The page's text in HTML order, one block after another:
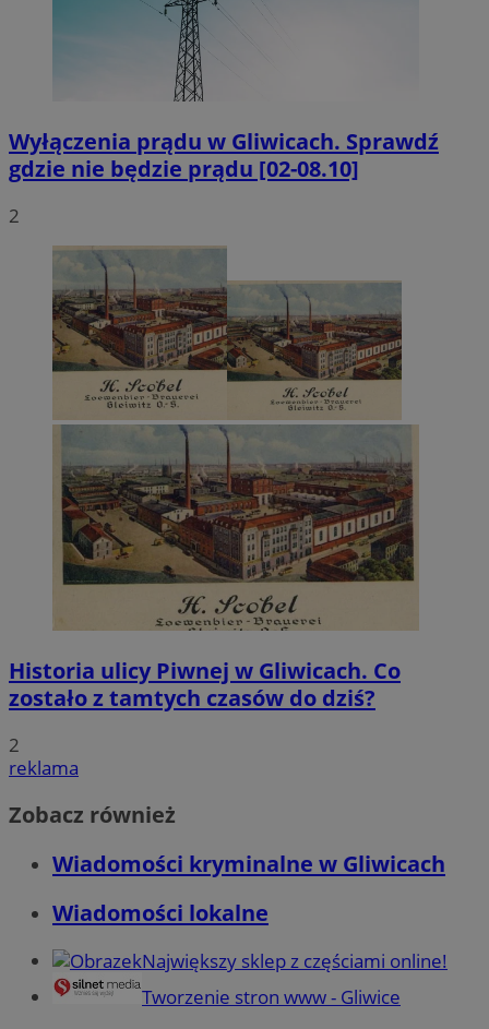
Wyłączenia prądu w Gliwicach. Sprawdź
gdzie nie będzie prądu [02-08.10]
2
Historia ulicy Piwnej w Gliwicach. Co
zostało z tamtych czasów do dziś?
2
reklama
Zobacz również
Wiadomości kryminalne w Gliwicach
Wiadomości lokalne
Największy sklep z częściami online!
Tworzenie stron www - Gliwice